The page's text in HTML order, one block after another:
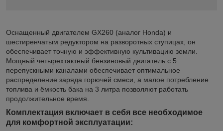
Оснащенный двигателем GX260 (аналог Honda) и
шестиренчатым редуктором на разворотных ступицах, он
обеспечивает точную и эффективную культивацию земли.
Мощный четырехтактный бензиновый двигатель с 5
перепускными каналами обеспечивает оптимальное
распределение заряда горючей смеси, а малое потребление
топлива и ёмкость бака на 3 литра позволяют работать
продолжительное время.
Комплектация включает в себя все необходимое
для комфортной эксплуатации: